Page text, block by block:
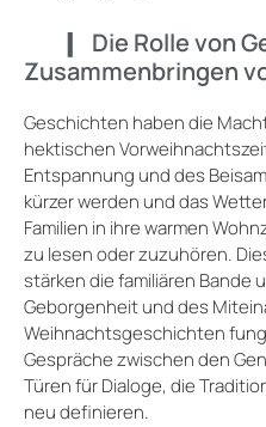
Die Rolle von
Zusammenbringen
Geschichten haben die
hektischen
Entspannung und des
kürzer werden und das
Familien in ihre warmen
zu lesen oder zuzuhören.
stärken die familiären Bande
Geborgenheit und des
Weihnachtsgeschichten
Gespräche zwischen den
Türen für Dialoge, die
neu definieren.